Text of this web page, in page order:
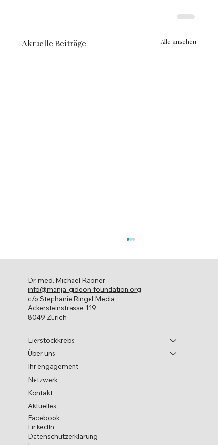
Aktuelle Beiträge Alle ansehen
Welt-Eierstockkrebs-Tag
Facebook
LinkedIn
Datenschutzerklärung
Eierstockkrebs
Über uns
Ihr engagement
Netzwerk
Kontakt
Aktuelles
Dr. med. Michael Rabner
info@manja-gideon-foundation.org
c/o Stephanie Ringel Media
Ackersteinstrasse 119
8049 Zürich